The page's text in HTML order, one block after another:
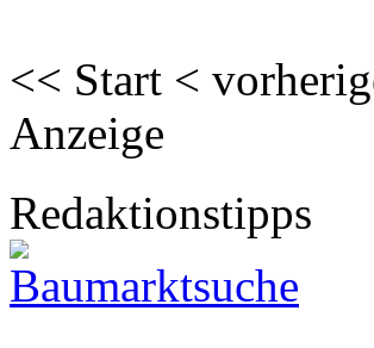
<< Start <
Anzeige
Redaktionstipps